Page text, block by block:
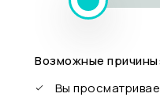
Возможные
Вы